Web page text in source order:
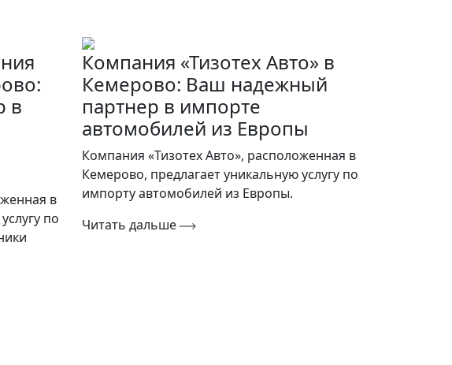
в
в
по
Компания «Тизотех Авто» в
Кемерово: Ваш надежный
партнер в импорте
автомобилей из Европы
Компания «Тизотех Авто», расположенная в
Кемерово, предлагает уникальную услугу по
импорту автомобилей из Европы.
Читать дальше